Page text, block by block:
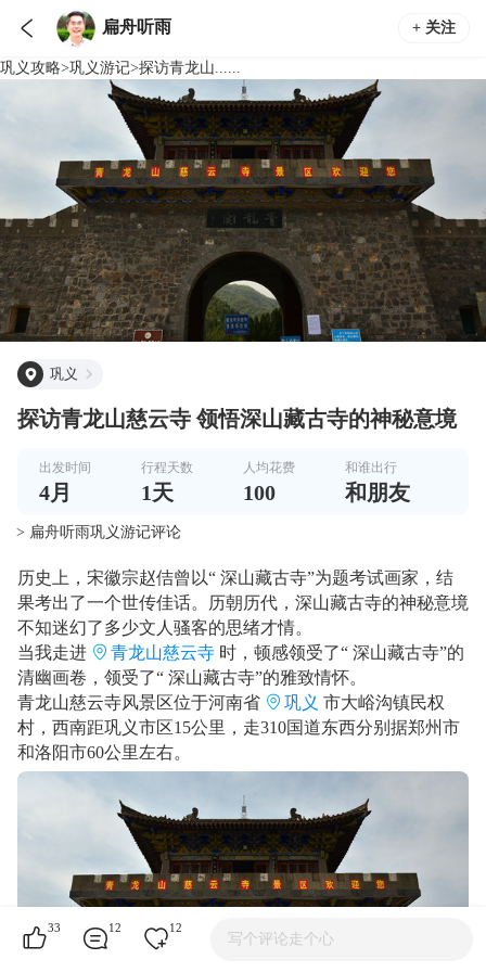
 扁舟听雨 + 关注
巩义攻略>巩义游记>探访青龙山......
巩义
探访青龙山慈云寺 领悟深山藏古寺的神秘意境
出发时间
4月
行程天数
1天
人均花费
100
和谁出行
和朋友
> 扁舟听雨巩义游记评论
历史上，宋徽宗赵佶曾以“ 深山藏古寺”为题考试画家，结
果考出了一个世传佳话。历朝历代，深山藏古寺的神秘意境
不知迷幻了多少文人骚客的思绪才情。
当我走进
青龙山慈云寺 时，顿感领受了“ 深山藏古寺”的
清幽画卷，领受了“ 深山藏古寺”的雅致情怀。
青龙山慈云寺风景区位于河南省
巩义 市大峪沟镇民权
村，西南距巩义市区15公里，走310国道东西分别据郑州市
和洛阳市60公里左右。
33 12 12
写个评论走个心